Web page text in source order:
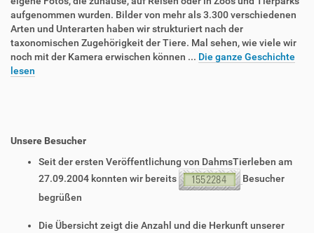
aufgenommen wurden. Bilder von mehr als 3.300 verschiedenen
Arten und Unterarten haben wir strukturiert nach der
taxonomischen Zugehörigkeit der Tiere. Mal sehen, wie viele wir
noch mit der Kamera erwischen können ... Die ganze Geschichte
lesen
Unsere Besucher
Seit der ersten Veröffentlichung von DahmsTierleben am
27.09.2004 konnten wir bereits
Besucher
begrüßen
Die Übersicht zeigt die Anzahl und die Herkunft unserer